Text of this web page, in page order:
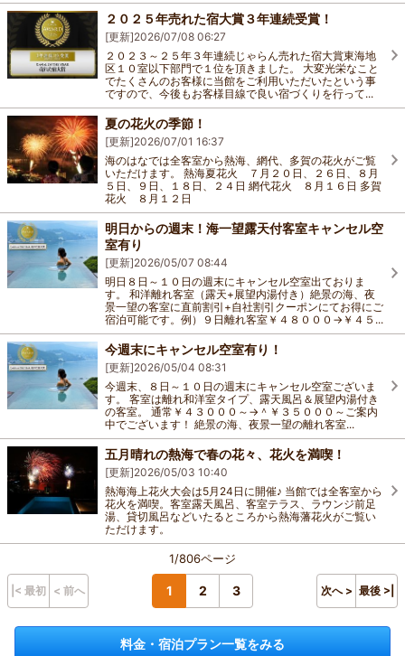
２０２５年売れた宿大賞３年連続受賞！
[更新]2026/07/08 06:27
２０２３～２５年３年連続じゃらん売れた宿大賞東海地
区１０室以下部門で１位を頂きました。 大変光栄なこと
でたくさんのお客様に当館をご利用いただいたという事
ですので、今後もお客様目線で良い宿づくりを行って...
夏の花火の季節！
[更新]2026/07/01 16:37
海のはなでは全客室から熱海、網代、多賀の花火がご覧
いただけます。 熱海夏花火 ７月２０日、２６日、８月
５日、９日、１８日、２４日 網代花火 ８月１６日 多賀
花火 ８月１２日
明日からの週末！海一望露天付客室キャンセル空
室有り
[更新]2026/05/07 08:44
明日８日～１０日の週末にキャンセル空室出ておりま
す。 和洋離れ客室（露天+展望内湯付き）絶景の海、夜
景一望の客室に直前割引+自社割引クーポンにてお得にご
宿泊可能です。例）９日離れ客室￥４８０００→￥４５...
今週末にキャンセル空室有り！
[更新]2026/05/04 08:31
今週末、８日～１０日の週末にキャンセル空室ございま
す。 客室は離れ和洋室タイプ、露天風呂＆展望内湯付き
の客室。 通常￥４３０００～→＾￥３５０００～ご案内
中でございます！ 絶景の海、夜景一望の離れ客室...
五月晴れの熱海で春の花々、花火を満喫！
[更新]2026/05/03 10:40
熱海海上花火大会は5月24日に開催♪ 当館では全客室から
花火を満喫。客室露天風呂、客室テラス、ラウンジ前足
湯、貸切風呂などいたるところから熱海藩花火がご覧い
ただけます。
1/806ページ
|< 最初 < 前へ 1 2 3 次へ > 最後 >|
料金・宿泊プラン一覧をみる